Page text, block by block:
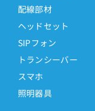
配線部材
ヘッドセット
SIPフォン
トランシーバー
スマホ
照明器具